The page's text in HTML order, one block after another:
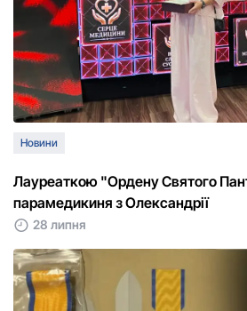
Новини
Лауреаткою "Ордену Святого
парамедикиня з Олександрії
28 липня